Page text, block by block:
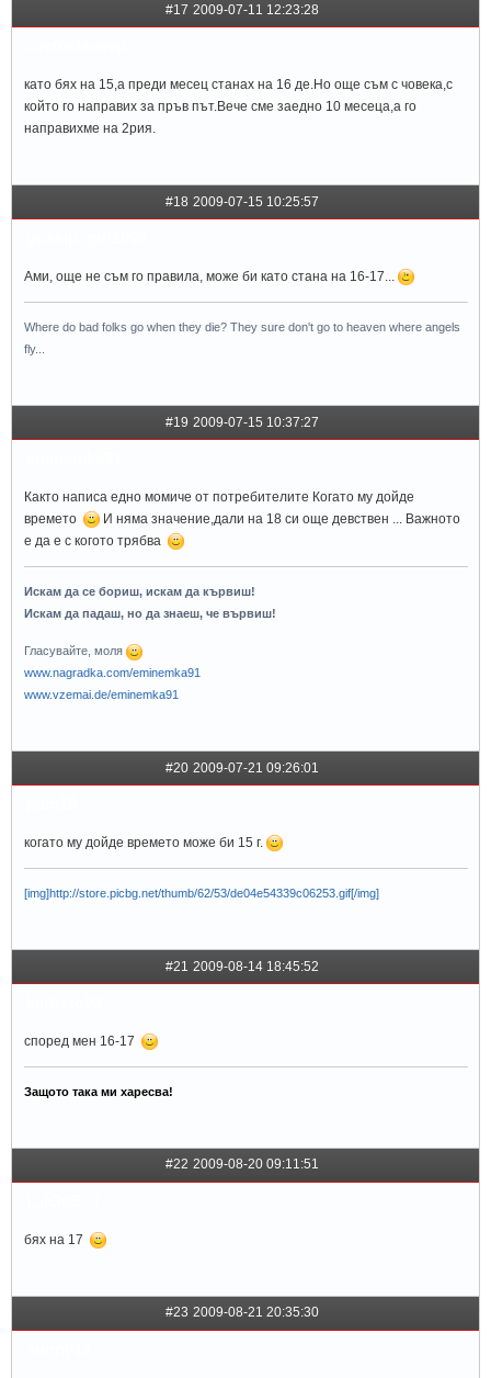
#17 2009-07-11 12:23:28
като бях на 15,а преди месец станах на 16 де.Но още съм с човека,с
който го направих за пръв път.Вече сме заедно 10 месеца,а го
направихме на 2рия.
#18 2009-07-15 10:25:57
Ами, още не съм го правила, може би като стана на 16-17...
Where do bad folks go when they die? They sure don't go to heaven where angels
fly...
#19 2009-07-15 10:37:27
Както написа едно момиче от потребителите Когато му дойде
времето
И няма значение,дали на 18 си още девствен ... Важното
е да е с когото трябва
Искам да се бориш, искам да кървиш!
Искам да падаш, но да знаеш, че вървиш!
Гласувайте, моля
www.nagradka.com/eminemka91
www.vzemai.de/eminemka91
#20 2009-07-21 09:26:01
когато му дойде времето може би 15 г.
[img]http://store.picbg.net/thumb/62/53/de04e54339c06253.gif[/img]
#21 2009-08-14 18:45:52
според мен 16-17
Защото така ми харесва!
#22 2009-08-20 09:11:51
бях на 17
#23 2009-08-21 20:35:30